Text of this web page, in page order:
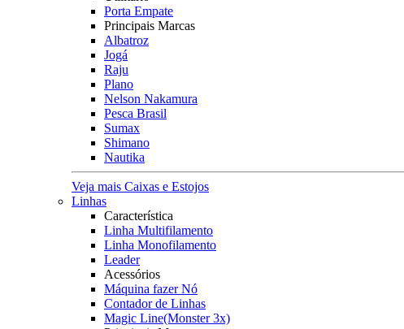
Porta Empate
Principais Marcas
Albatroz
Jogá
Raju
Plano
Nelson Nakamura
Pesca Brasil
Sumax
Shimano
Nautika
Veja mais Caixas e Estojos
Linhas
Característica
Linha Multifilamento
Linha Monofilamento
Leader
Acessórios
Máquina fazer Nó
Contador de Linhas
Magic Line(Monster 3x)